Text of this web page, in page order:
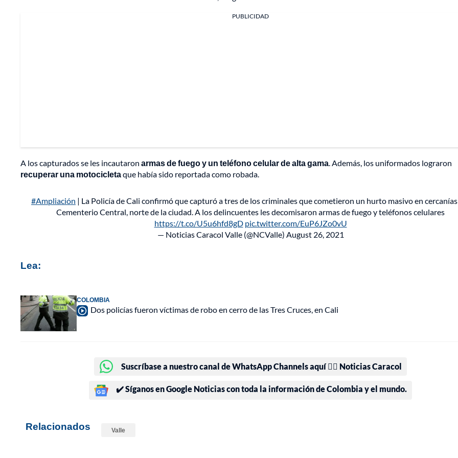
PUBLICIDAD
A los capturados se les incautaron armas de fuego y un teléfono celular de alta gama. Además, los uniformados lograron
recuperar una motocicletaque había sido reportada como robada.
#Ampliación | La Policía de Cali confirmó que capturó a tres de los criminales que cometieron un hurto masivo en
Cementerio Central, norte de la ciudad. A los delincuentes les decomisaron armas de fuego y teléfonos celulares
https://t.co/U5u6hfd8gD pic.twitter.com/EuP6JZo0vU
— Noticias Caracol Valle (@NCValle) August 26, 2021
Lea:
COLOMBIA
Dos policías fueron víctimas de robo en cerro de las Tres Cruces, en Cali
Suscríbase a nuestro canal de WhatsApp Channels aquí 👉🏻 Noticias Caracol
✔️ Síganos en Google Noticias con toda la información de Colombia y el mundo.
Relacionados Valle